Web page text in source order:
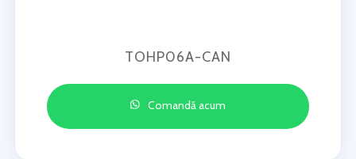
TOHP06A-CAN
Comandă acum